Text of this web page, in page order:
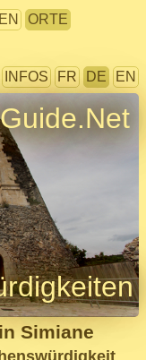
ORTE
INFOS
FR DE EN
Simiane